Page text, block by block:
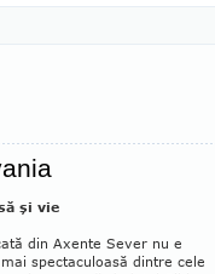
şi vie
din Axen­te Sever nu e
spectaculoasă dintre cele